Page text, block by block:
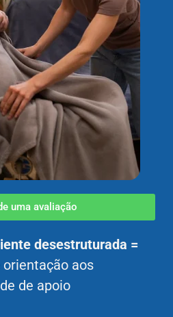
uma avaliação
desestruturada =
aos
de apoio